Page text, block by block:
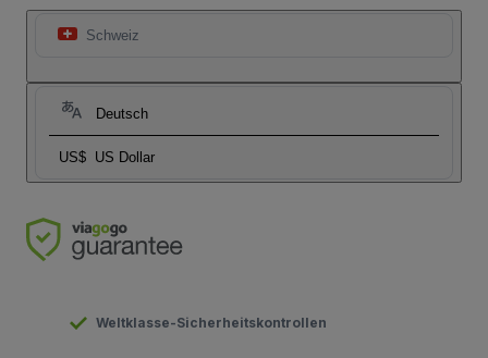
Schweiz
Deutsch
US$ US Dollar
Weltklasse-Sicherheitskontrollen